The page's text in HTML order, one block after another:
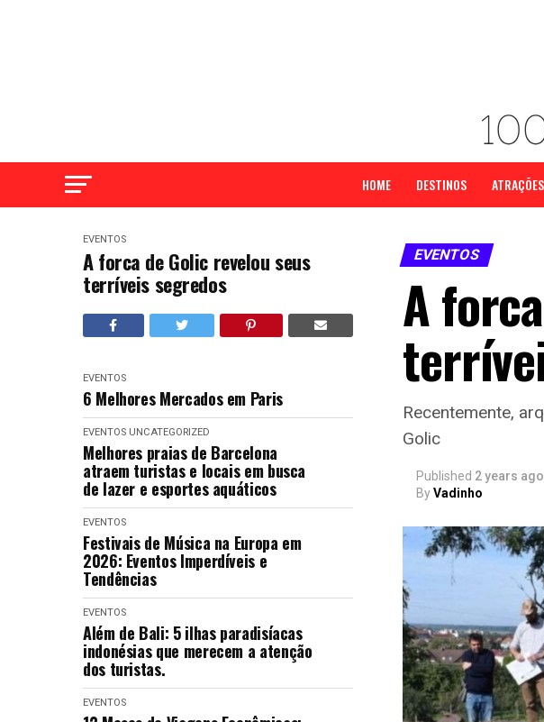
HOME DESTINOS ATRAÇÕES
EVENTOS
A forca de Golic revelou seus
terríveis segredos
EVENTOS
6 Melhores Mercados em Paris
EVENTOS UNCATEGORIZED
Melhores praias de Barcelona
atraem turistas e locais em busca
de lazer e esportes aquáticos
EVENTOS
Festivais de Música na Europa em
2026: Eventos Imperdíveis e
Tendências
EVENTOS
Além de Bali: 5 ilhas paradisíacas
indonésias que merecem a atenção
dos turistas.
EVENTOS
EVENTOS
A
Recentemente,
Golic
Published 2 years ago
ByVadinho